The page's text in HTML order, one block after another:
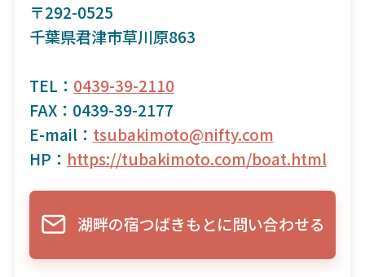
〒292-0525
千葉県君津市草川原863
TEL： 0439-39-2110
FAX：0439-39-2177
E-mail： tsubakimoto@nifty.com
HP： https://tubakimoto.com/boat.html
湖畔の宿つばきもとに問い合わせる